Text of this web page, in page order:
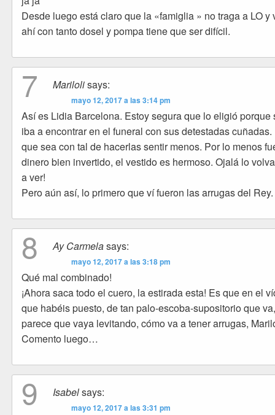
Desde luego está claro que la «famiglia » no traga a LO y
ahí con tanto dosel y pompa tiene que ser difícil.
7 Marilolisays:
mayo 12, 2017 a las 3:14 pm
Así es Lidia Barcelona. Estoy segura que lo eligió porque
iba a encontrar en el funeral con sus detestadas cuñadas.
que sea con tal de hacerlas sentir menos. Por lo menos
dinero bien invertido, el vestido es hermoso. Ojalá lo
a ver!
Pero aún así, lo primero que ví fueron las arrugas del Rey.
8 Ay Carmelasays:
mayo 12, 2017 a las 3:18 pm
Qué mal combinado!
¡Ahora saca todo el cuero, la estirada esta! Es que en el
que habéis puesto, de tan palo-escoba-supositorio que
parece que vaya levitando, cómo va a tener arrugas,
Comento luego…
9 Isabelsays:
mayo 12, 2017 a las 3:31 pm